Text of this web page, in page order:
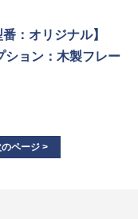
：オリジナル】
ション：木製フレー
ページ >